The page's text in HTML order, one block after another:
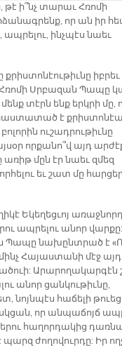
ի՞նչ տա­րաւ Հռո­մի
որ ան իր
ինչ­պէս նաեւ
իբ­րեւ
Հռո­մի Սրբա­զան Պա­պը
տէրն ենք երկ­րի մը,
է
ու­շադ­րու­թիւ­նը
որ­քա­նո՞վ այդ
մըն էր նաեւ զմեզ
եւ շատ մը
Ե­կե­ղեց­ւոյ
ապ­րե­լու ա­նոր վար­քը:
Պա­պը նա­խընտ­րած է
Հա­յաս­տա­նի մէջ այդ
Ա­րա­րո­ղա­կար­գէն
ա­նոր ցան­կու­թիւ­նը,
նոյն­պէս հա­ճե­լի
որ ան­պա­ճոյճ
հա­ղոր­դա­կից
պարզ ժո­ղո­վուր­դը: Իր